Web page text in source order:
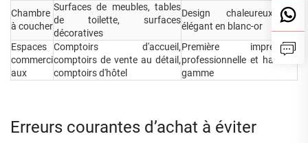
Chambre
à coucher
Surfaces de meubles, tables
de toilette, surfaces
décoratives
Design chaleureux et
élégant en blanc-or
Espaces
commerci
aux
Comptoirs d'accueil,
comptoirs de vente au détail,
comptoirs d'hôtel
Première impression
professionnelle et haut de
gamme
Erreurs courantes d’achat à éviter